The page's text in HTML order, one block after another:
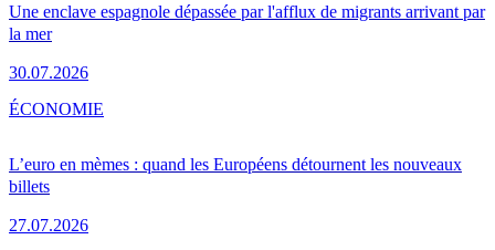
Une enclave espagnole dépassée par l'afflux de migrants arrivant par
la mer
30.07.2026
L’euro en mèmes : quand les Européens détournent les nouveaux
billets
27.07.2026
ÉCONOMIE